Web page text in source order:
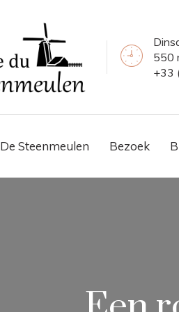
550
+33
De Steenmeulen Bezoek